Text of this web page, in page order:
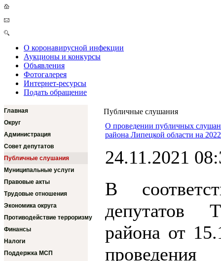
О коронавирусной инфекции
Аукционы и конкурсы
Объявления
Фотогалерея
Интернет-ресурсы
Подать обращение
Главная
Округ
Администрация
Совет депутатов
Публичные слушания
Муниципальные услуги
Правовые акты
Трудовые отношения
Экономика округа
Противодействие терроризму
Финансы
Налоги
Поддержка МСП
Публичные слушания
О проведении публичных
района Липецкой области на
24.11.2021
В
депутатов
района от